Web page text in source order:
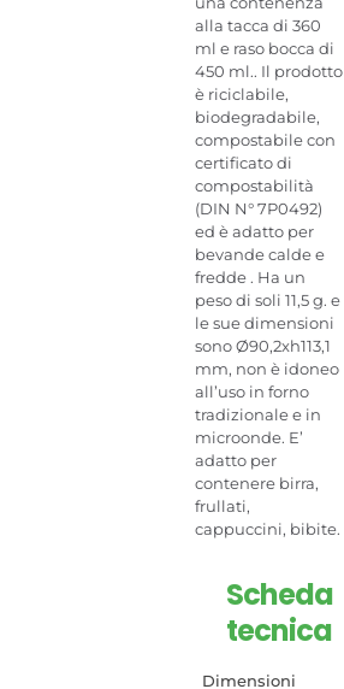
alla tacca di 360
ml e raso bocca di
450 ml.. Il prodotto
è riciclabile,
biodegradabile,
compostabile con
certificato di
compostabilità
(DIN N° 7P0492)
ed è adatto per
bevande calde e
fredde . Ha un
peso di soli 11,5 g. e
le sue dimensioni
sono Ø90,2xh113,1
mm, non è idoneo
all’uso in forno
tradizionale e in
microonde. E’
adatto per
contenere birra,
frullati,
cappuccini, bibite.
Scheda
tecnica
Dimensioni